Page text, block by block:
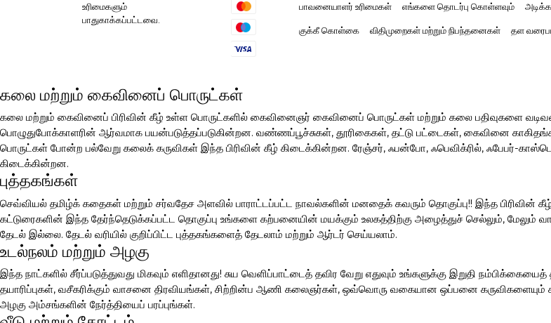
உரிமைகளும்
பாதுகாக்கப்பட்டவை.
பாவனையாளர் உரிமைகள் எங்களை தொடர்பு கொள்ளவும்
குக்கீ கொள்கை விதிமுறைகள் மற்றும் நிபந்தனைகள் தள
கலை மற்றும் கைவினைப் பொருட்கள்
கலை மற்றும் கைவினைப் பிரிவின் கீழ் உள்ள பொருட்களில் கைவினைஞர் கைவினைப் பொருட்கள் மற்றும் கலை பதிவுகளை
பொழுதுபோக்காளரின் ஆர்வமாக பயன்படுத்தப்படுகின்றன. வண்ணப்பூச்சுகள், தூரிகைகள், தட்டு பட்டைகள், கைவினை
பொருட்கள் போன்ற பல்வேறு கலைக் கருவிகள் இந்த பிரிவின் கீழ் கிடைக்கின்றன. ரேஞ்சர், ஃபன்போ, ஃபெவிக்ரில், ஃபேபர்-
கிடைக்கின்றன.
புத்தகங்கள்
செவ்வியல் தமிழ்க் கதைகள் மற்றும் சர்வதேச அளவில் பாராட்டப்பட்ட நாவல்களின் மனதைக் கவரும் தொகுப்பு!! இந்த
கட்டுரைகளின் இந்த தேர்ந்தெடுக்கப்பட்ட தொகுப்பு உங்களை கற்பனையின் மயக்கும் உலகத்திற்கு அழைத்துச் செல்லும், மேலும்
தேடல் இல்லை. தேடல் வரியில் குறிப்பிட்ட புத்தகங்களைத் தேடலாம் மற்றும் ஆர்டர் செய்யலாம்.
உடல்நலம் மற்றும் அழகு
இந்த நாட்களில் சீர்ப்படுத்துவது மிகவும் எளிதானது! சுய வெளிப்பாட்டைத் தவிர வேறு எதுவும் உங்களுக்கு இறுதி
தயாரிப்புகள், வசீகரிக்கும் வாசனை திரவியங்கள், சிற்றின்ப ஆணி கலைஞர்கள், ஒவ்வொரு வகையான ஒப்பனை கருவிகளையும்
அழகு அம்சங்களின் நேர்த்தியைப் பரப்புங்கள்.